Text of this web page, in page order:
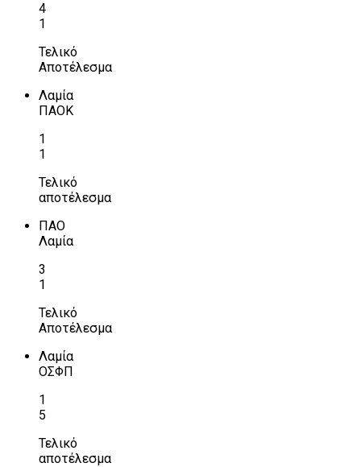
4
1
Τελικό
Αποτέλεσμα
Λαμία
ΠΑΟΚ
1
1
Τελικό
αποτέλεσμα
ΠΑΟ
Λαμία
3
1
Τελικό
Αποτέλεσμα
Λαμία
ΟΣΦΠ
1
5
Τελικό
αποτέλεσμα